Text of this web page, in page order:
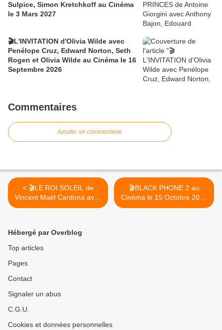
Sulpice, Simon Kretchkoff au Cinéma
le 3 Mars 2027
🎬L'INVITATION d'Olivia Wilde avec
Penélope Cruz, Edward Norton, Seth
Rogen et Olivia Wilde au Cinéma le 16
Septembre 2026
Commentaires
Ajouter un commentaire
< 🎬LE ROI SOLEIL de
Vincent Maël Cardona avec
Pio Marmaï, Sofiane
Aout 2025
🎬BLACK PHONE 2 au
Cinéma le 15 Octobre 2025
>
Hébergé par Overblog
Top articles
Pages
Contact
Signaler un abus
C.G.U.
Cookies et données personnelles